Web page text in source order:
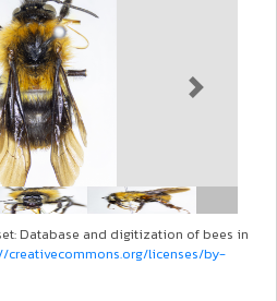
Next
Database and digitization of bees in
creativecommons.org/licenses/by-